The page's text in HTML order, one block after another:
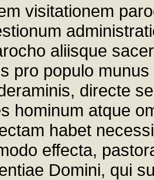
visitationem
aliisque
pro populo
directe
hominum atque
habet
effecta,
Domini, qui